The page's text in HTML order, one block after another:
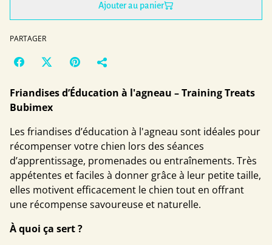
Ajouter au panier
PARTAGER
Friandises d’Éducation à l'agneau – Training Treats
Bubimex
Les friandises d’éducation à l'agneau sont idéales pour
récompenser votre chien lors des séances
d’apprentissage, promenades ou entraînements. Très
appétentes et faciles à donner grâce à leur petite taille,
elles motivent efficacement le chien tout en offrant
une récompense savoureuse et naturelle.
À quoi ça sert ?